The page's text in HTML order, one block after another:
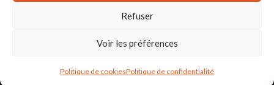
Refuser
Voir les préférences
Politique de cookiesPolitique de confidentialité
l'Agence Ailleurs
Grenoble